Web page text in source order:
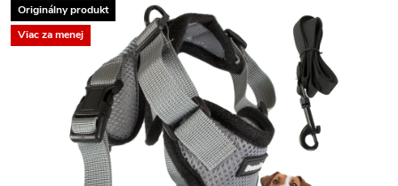
Originálny produkt
Viac za menej